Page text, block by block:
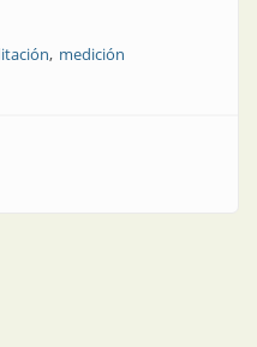
medición
Estero, un laboratorio